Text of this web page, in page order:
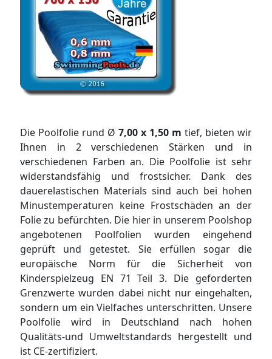
Die Poolfolie rund Ø 7,00 x 1,50 m tief, bieten wir
Ihnen in 2 verschiedenen Stärken und in
verschiedenen Farben an. Die Poolfolie ist sehr
widerstandsfähig und frostsicher. Dank des
dauerelastischen Materials sind auch bei hohen
Minustemperaturen keine Frostschäden an der
Folie zu befürchten. Die hier in unserem Poolshop
angebotenen Poolfolien wurden eingehend
geprüft und getestet. Sie erfüllen sogar die
europäische Norm für die Sicherheit von
Kinderspielzeug EN 71 Teil 3. Die geforderten
Grenzwerte wurden dabei nicht nur eingehalten,
sondern um ein Vielfaches unterschritten. Unsere
Poolfolie wird in Deutschland nach hohen
Qualitäts-und Umweltstandards hergestellt und
ist CE-zertifiziert.